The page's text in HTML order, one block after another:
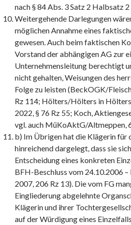
nach § 84 Abs. 3 Satz 2 Halbsatz
Weitergehende Darlegungen
möglichen Annahme eines
gewesen. Auch beim faktischen
Vorstand der abhängigen AG zur
Unternehmensleitung berechtigt
nicht gehalten, Weisungen des
Folge zu leisten (BeckOGK/
Rz 114; Hölters/Hölters in
2022, § 76 Rz 55; Koch,
vgl. auch MüKoAktG/Altmeppen,
b) Im Übrigen hat die Klägerin für
hinreichend dargelegt, dass sie
Entscheidung eines konkreten
BFH-Beschluss vom 24.10.2006
2007, 206 Rz 13). Die vom FG
Eingliederung abgelehnte
Klägerin und ihrer
auf der Würdigung eines